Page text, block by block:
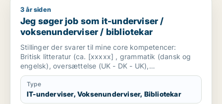
Jeg søger job som it-underviser / voksenunderviser /
3 år siden
Jeg søger job som it-underviser /
voksenunderviser / bibliotekar
Stillinger der svarer til mine core kompetencer:
Britisk litteratur (ca. [xxxxx] , grammatik (dansk og
engelsk), oversættelse (UK - DK - UK),
Certificeret i MS Office
Klassisksproglig student der stadig underviser i latin
Elsker at lave research i bøger og arkiver
Type
IT-underviser, Voksenunderviser, Bibliotekar